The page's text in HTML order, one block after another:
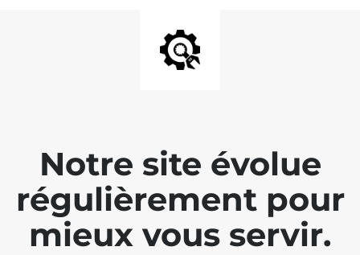
Notre site évolue
régulièrement pour
mieux vous servir.